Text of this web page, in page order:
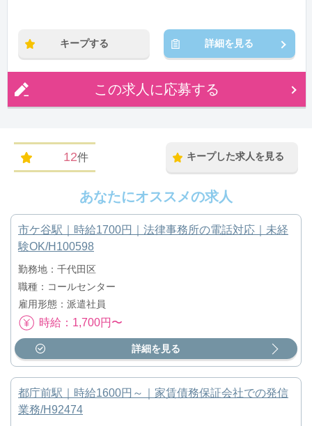
キープする 詳細を見る
この求人に応募する
12件 キープした求人を見る
あなたにオススメの求人
市ケ谷駅｜時給1700円｜法律事務所の電話対応｜未経
験OK/H100598
勤務地：千代田区
職種：コールセンター
雇用形態：派遣社員
時給：1,700円〜
詳細を見る
都庁前駅｜時給1600円～｜家賃債務保証会社での発信
業務/H92474